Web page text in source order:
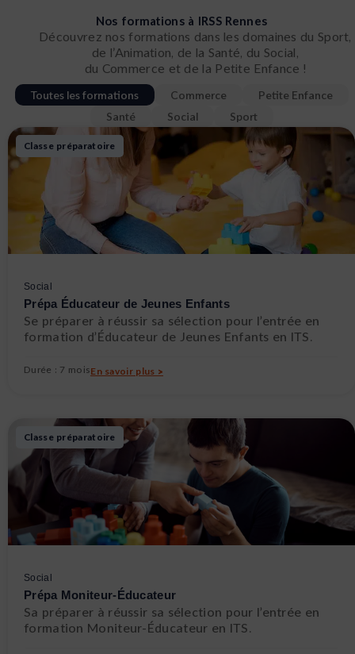
Nos formations à IRSS Rennes
Découvrez nos formations dans les domaines du Sport,
de l’Animation, de la Santé, du Social,
du Commerce et de la Petite Enfance !
Commerce
Petite Enfance
Santé
Social Sport
Toutes les formations
Classe préparatoire
Social
Prépa Éducateur de Jeunes Enfants
Se préparer à réussir sa sélection pour l’entrée en
formation d’Éducateur de Jeunes Enfants en ITS.
Durée : 7 moisEn savoir plus >
Classe préparatoire
Social
Prépa Moniteur-Éducateur
Sa préparer à réussir sa sélection pour l’entrée en
formation Moniteur-Éducateur en ITS.
Page Page